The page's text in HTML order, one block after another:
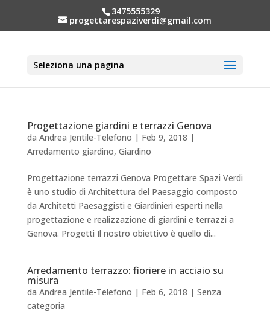
3475555329
progettarespaziverdi@gmail.com
Seleziona una pagina
Progettazione giardini e terrazzi Genova
da Andrea Jentile-Telefono | Feb 9, 2018 |
Arredamento giardino, Giardino
Progettazione terrazzi Genova Progettare Spazi Verdi
è uno studio di Architettura del Paesaggio composto
da Architetti Paesaggisti e Giardinieri esperti nella
progettazione e realizzazione di giardini e terrazzi a
Genova. Progetti Il nostro obiettivo è quello di...
Arredamento terrazzo: fioriere in acciaio su
misura
da Andrea Jentile-Telefono | Feb 6, 2018 | Senza
categoria